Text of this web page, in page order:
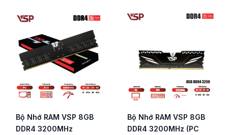
Bộ Nhớ RAM VSP 8GB
DDR4 3200MHz
Bộ Nhớ RAM VSP 8GB
DDR4 3200MHz (PC